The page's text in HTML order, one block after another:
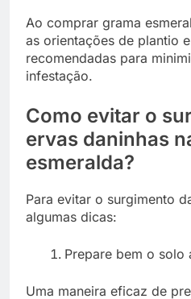
Ao comprar grama
as orientações de plantio
recomendadas para
infestação.
Como evitar o
ervas daninhas
esmeralda?
Para evitar o surgimento
algumas dicas:
Prepare bem o solo
Uma maneira eficaz de